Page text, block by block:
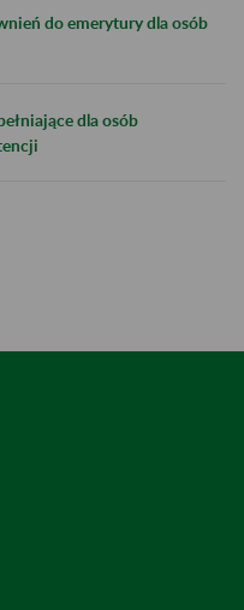
do emerytury dla osób
dla osób